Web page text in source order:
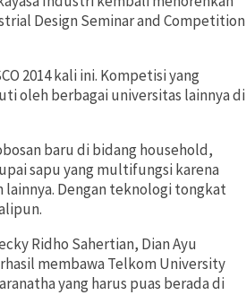
Design Seminar and Competition
2014 kali ini. Kompetisi yang
oleh berbagai universitas lainnya di
baru di bidang household,
sapu yang multifungsi karena
Dengan teknologi tongkat
Ridho Sahertian, Dian Ayu
membawa Telkom University
yang harus puas berada di